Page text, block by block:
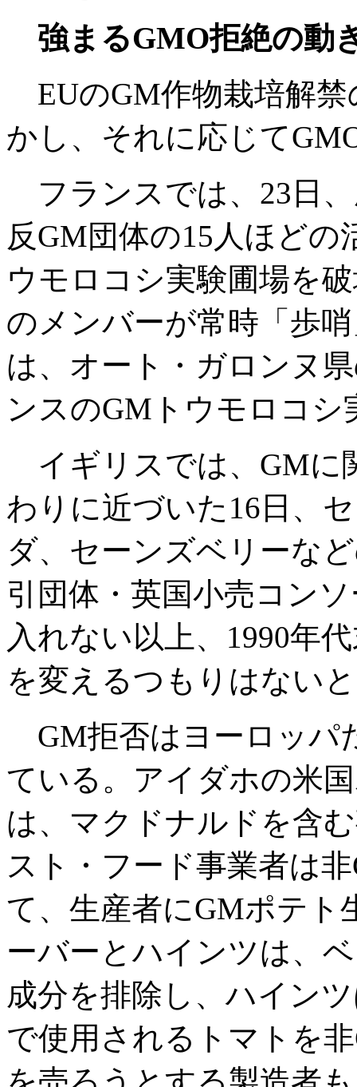
強まるGMO拒絶の動
EUのGM作物栽培解禁
かし、それに応じて
フランスでは、23日
反GM団体の15人ほど
ウモロコシ実験圃場を
のメンバーが常時「歩
は、オート・ガロンヌ
ンスのGMトウモロコ
イギリスでは、GMに
わりに近づいた16日、
ダ、セーンズベリーな
引団体・英国小売コン
入れない以上、1990年
を変えるつもりはない
GM拒否はヨーロッパ
ている。アイダホの米
は、マクドナルドを含
スト・フード事業者は
て、生産者にGMポテト
ーバーとハインツは、
成分を排除し、ハイン
で使用されるトマトを